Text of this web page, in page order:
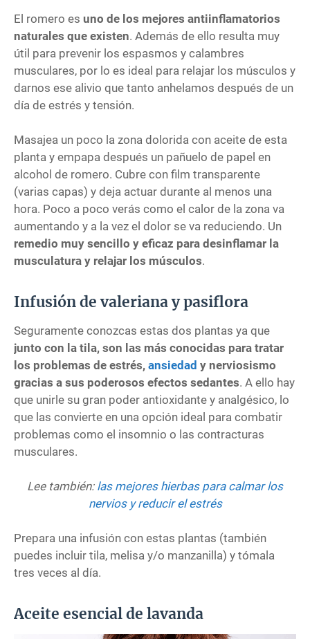
El romero es uno de los mejores antiinflamatorios
naturales que existen. Además de ello resulta muy
útil para prevenir los espasmos y calambres
musculares, por lo es ideal para relajar los músculos y
darnos ese alivio que tanto anhelamos después de un
día de estrés y tensión.
Masajea un poco la zona dolorida con aceite de esta
planta y empapa después un pañuelo de papel en
alcohol de romero. Cubre con film transparente
(varias capas) y deja actuar durante al menos una
hora. Poco a poco verás como el calor de la zona va
aumentando y a la vez el dolor se va reduciendo. Un
remedio muy sencillo y eficaz para desinflamar la
musculatura y relajar los músculos.
Infusión de valeriana y pasiflora
Seguramente conozcas estas dos plantas ya que
junto con la tila, son las más conocidas para tratar
los problemas de estrés, ansiedad y nerviosismo
gracias a sus poderosos efectos sedantes. A ello hay
que unirle su gran poder antioxidante y analgésico, lo
que las convierte en una opción ideal para combatir
problemas como el insomnio o las contracturas
musculares.
Lee también: las mejores hierbas para calmar los
nervios y reducir el estrés
Prepara una infusión con estas plantas (también
puedes incluir tila, melisa y/o manzanilla) y tómala
tres veces al día.
Aceite esencial de lavanda